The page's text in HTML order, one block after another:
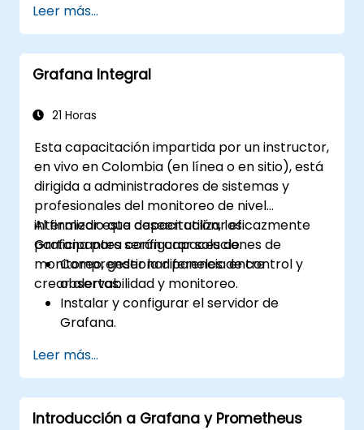
visualización de datos.
Utilizar el lenguaje de consulta de Grafana
(Grafana Query Language) para realizar
consultas complejas.
escalar Grafana, optimizar el rendimiento
Leer más...
Grafana Integral
21 Horas
Esta capacitación impartida por un instructor,
en vivo en Colombia (en línea o en sitio), está
dirigida a administradores de sistemas y
profesionales del monitoreo de nivel
intermedio que deseen utilizar eficazmente
Grafana para configurar soluciones de
monitoreo, gestionar paneles de control y
crear alertas.
Al finalizar esta capacitación, los
participantes serán capaces de:
Comprender la diferencia entre
observabilidad y monitoreo.
Instalar y configurar el servidor de
Grafana.
de datos como Prometheus, InfluxDB y
ElasticSearch.
Crear, gestionar y personalizar paneles
de control y gráficos.
Leer más...
Introducción a Grafana y Prometheus